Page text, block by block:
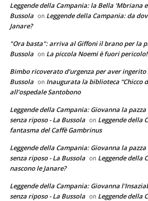
Leggende della Campania: la Bella 'Mbriana
Bussola on Leggende della Campania: da
Janare?
"Ora basta": arriva al Giffoni il brano per la
Bussola on La piccola Noemi è fuori pericolo!
Bimbo ricoverato d'urgenza per aver ingerito
Bussola on Inaugurata la biblioteca “Chicco
all’ospedale Santobono
Leggende della Campania: Giovanna la
senza riposo - La Bussola on Leggende della
fantasma del Caffè Gambrinus
Leggende della Campania: Giovanna la
senza riposo - La Bussola on Leggende della
nascono le Janare?
Leggende della Campania: Giovanna
senza riposo - La Bussola on Leggende della